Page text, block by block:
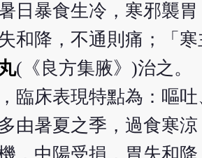
日暴食生冷，寒邪襲
和降，不通則痛；「
(《良方集腋》)治之。
臨床表現特點為：嘔
由暑夏之季，過食寒